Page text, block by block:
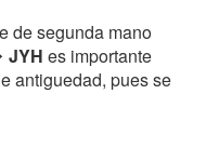
de segunda mano
JYH es importante
antiguedad, pues se